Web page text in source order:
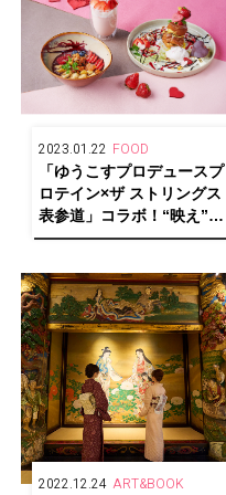
2023.01.22 FOOD
「ゆうこすプロデュースプ
ロテイン×ザ ストリングス
表参道」コラボ！“映え”な
期間限定メニューが登場！
2022.12.24 ART&BOOK